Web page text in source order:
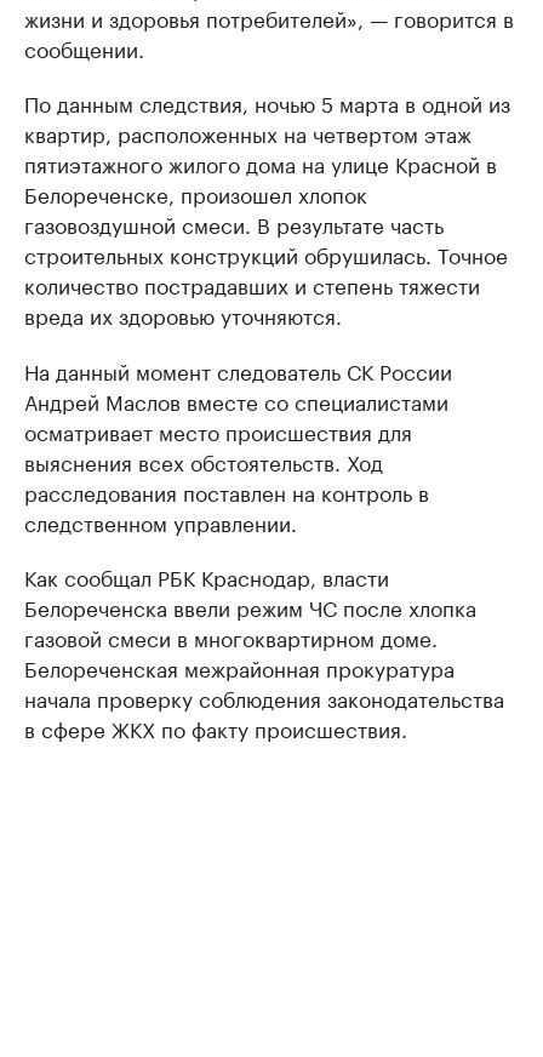
жизни и здоровья потребителей», — говорится в
сообщении.
По данным следствия, ночью 5 марта в одной из
квартир, расположенных на четвертом этаж
пятиэтажного жилого дома на улице Красной в
Белореченске, произошел хлопок
газовоздушной смеси. В результате часть
строительных конструкций обрушилась. Точное
количество пострадавших и степень тяжести
вреда их здоровью уточняются.
На данный момент следователь СК России
Андрей Маслов вместе со специалистами
осматривает место происшествия для
выяснения всех обстоятельств. Ход
расследования поставлен на контроль в
следственном управлении.
Как сообщал РБК Краснодар, власти
Белореченска ввели режим ЧС после хлопка
газовой смеси в многоквартирном доме.
Белореченская межрайонная прокуратура
начала проверку соблюдения законодательства
в сфере ЖКХ по факту происшествия.